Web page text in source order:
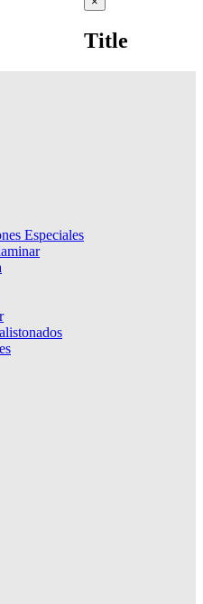
Especiales
product
view
Title